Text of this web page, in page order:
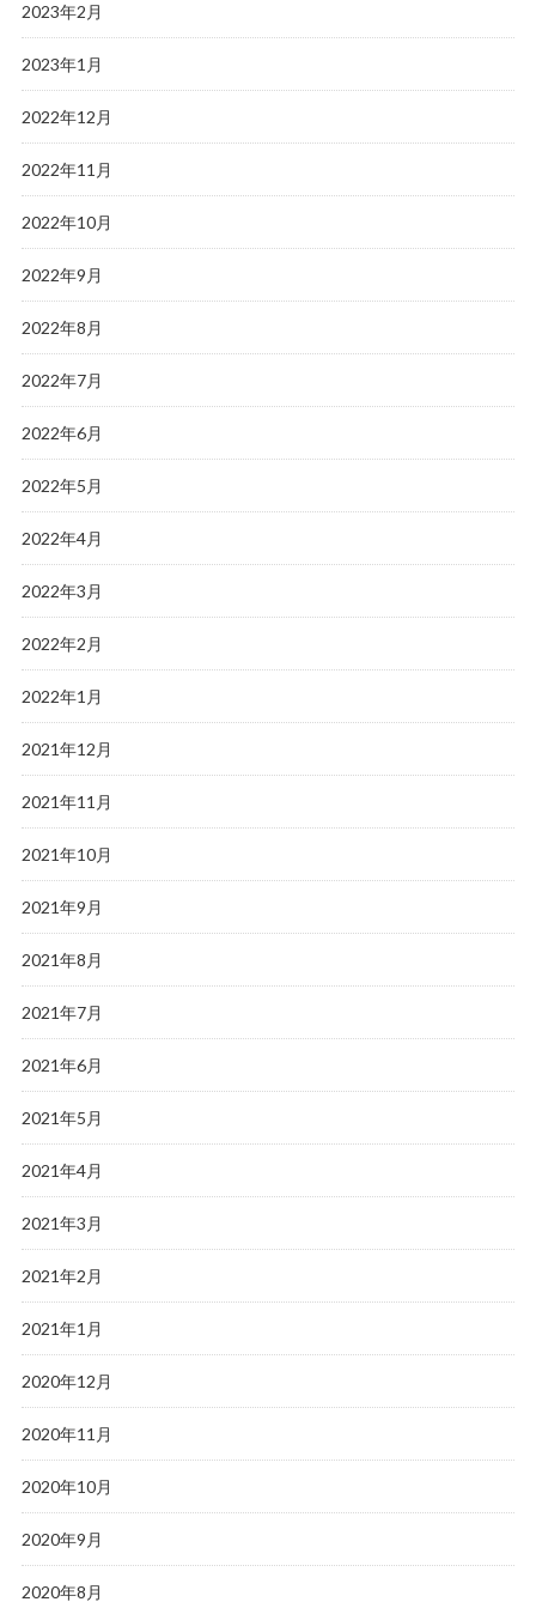
2023年2月
2023年1月
2022年12月
2022年11月
2022年10月
2022年9月
2022年8月
2022年7月
2022年6月
2022年5月
2022年4月
2022年3月
2022年2月
2022年1月
2021年12月
2021年11月
2021年10月
2021年9月
2021年8月
2021年7月
2021年6月
2021年5月
2021年4月
2021年3月
2021年2月
2021年1月
2020年12月
2020年11月
2020年10月
2020年9月
2020年8月